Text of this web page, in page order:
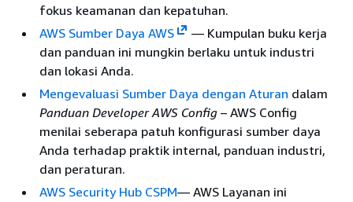
fokus keamanan dan kepatuhan.
AWS Sumber Daya AWS
— Kumpulan buku kerja
dan panduan ini mungkin berlaku untuk industri
dan lokasi Anda.
Mengevaluasi Sumber Daya dengan Aturan dalam
Panduan Developer AWS Config – AWS Config
menilai seberapa patuh konfigurasi sumber daya
Anda terhadap praktik internal, panduan industri,
dan peraturan.
AWS Security Hub CSPM— AWS Layanan ini